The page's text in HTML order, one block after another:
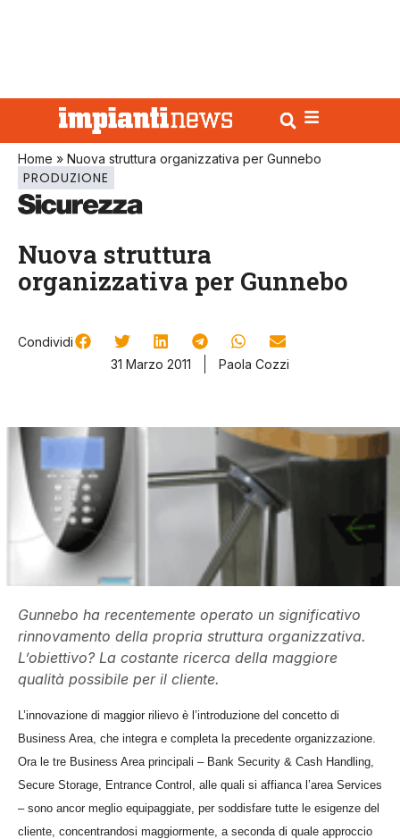
Home » Nuova struttura organizzativa per Gunnebo
PRODUZIONE
Nuova struttura
organizzativa per Gunnebo
Condividi
31 Marzo 2011
Paola Cozzi
Gunnebo ha recentemente operato un significativo
rinnovamento della propria struttura organizzativa.
L’obiettivo? La costante ricerca della maggiore
qualità possibile per il cliente.
L’innovazione di maggior rilievo è l’introduzione del concetto di
Business Area, che integra e completa la precedente organizzazione.
Ora le tre Business Area principali – Bank Security & Cash Handling,
Secure Storage, Entrance Control, alle quali si affianca l’area Services
– sono ancor meglio equipaggiate, per soddisfare tutte le esigenze del
cliente, concentrandosi maggiormente, a seconda di quale approccio